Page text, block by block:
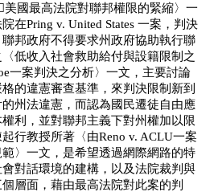
美國最高法院對聯邦權限的緊縮〉一
在Pring v. United States 一案，判決
邦政府不得要求州政府協助執行聯
低收入社會救助給付與設籍限制之
一案判決之分析〉一文，主要討論
的違憲審查基準，來判決限制新到
州法違憲，而認為國民遷徒自由應
利，並對聯邦主義下對州權加以限
行教授所著〈由Reno v. ACLU一案
〉一文，是希望透過網際網路的特
對話環境的建構，以及法院裁判與
層面，藉由最高法院對此案的判